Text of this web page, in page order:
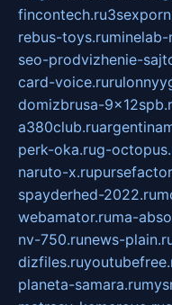
fincontech.ru
rebus-toys.ruminelab-
seo-prodvizhenie-
card-voice.ru
domizbrusa-
a380club.ru
perk-oka.rug-
naruto-x.ru
spayderhed-2022.ru
webamator.ruma-
nv-750.runews-
dizfiles.ru
planeta-samara.ru